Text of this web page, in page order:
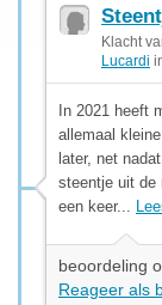
Klacht
Lucardi
In 2021 heeft
allemaal
later, net
steentje uit de
een keer...
beoordeling
Reageer als